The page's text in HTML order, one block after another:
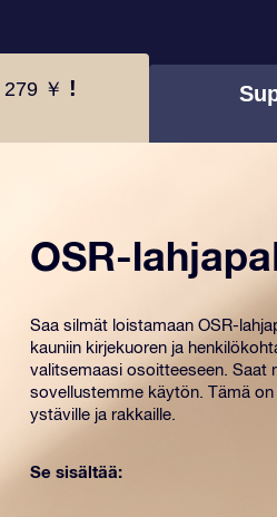
279 ￥ !
OSR-
Saa silmät loistamaan OSR-
kauniin kirjekuoren ja
valitsemaasi osoitteeseen. Saat
sovellustemme käytön. Tämä
ystäville ja rakkaille.
Se sisältää: